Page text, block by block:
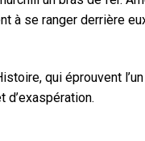
à se ranger derrière
qui éprouvent l’un
d’exaspération.